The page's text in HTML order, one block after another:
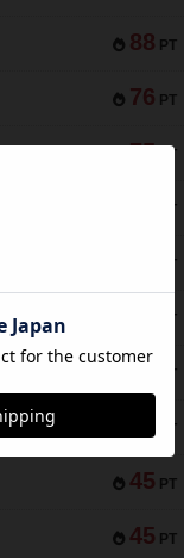
88 PT
76 PT
75 PT
PT
PT
PT
46 PT
PT
45 PT
45 PT